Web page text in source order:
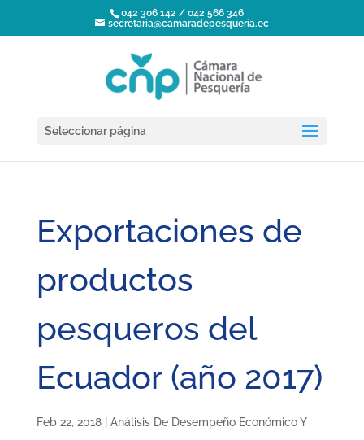
042 306 142 / 042 566 346
secretaria@camaradepesqueria.ec
Seleccionar página
Exportaciones de
productos
pesqueros del
Ecuador (año 2017)
Feb 22, 2018| Análisis De Desempeño Económico Y